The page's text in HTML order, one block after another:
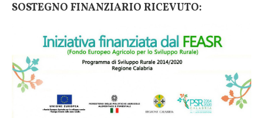
SOSTEGNO FINANZIARIO RICEVUTO: